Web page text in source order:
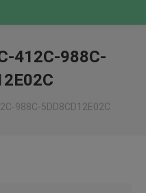
412C-988C-
988C-5DD8CD12E02C